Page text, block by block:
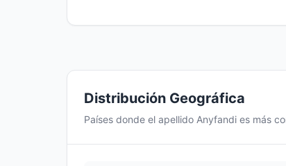
Distribución Geográfica
Países donde el apellido Anyfandi es más